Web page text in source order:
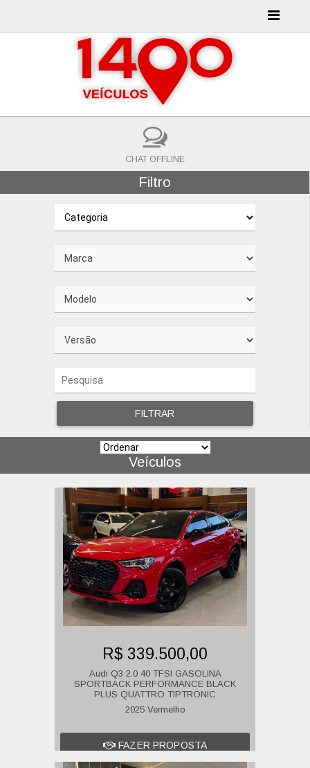
CHAT OFFLINE
Filtro
FILTRAR
Veículos
R$ 339.500,00
Audi Q3 2.0 40 TFSI GASOLINA
SPORTBACK PERFORMANCE BLACK
PLUS QUATTRO TIPTRONIC
2025 Vermelho
FAZER PROPOSTA